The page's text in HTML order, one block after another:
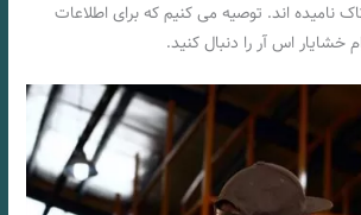
نامیده اند. توصیه می کنیم که برای اطلاعات
خشایار اس آر را دنبال کنید.